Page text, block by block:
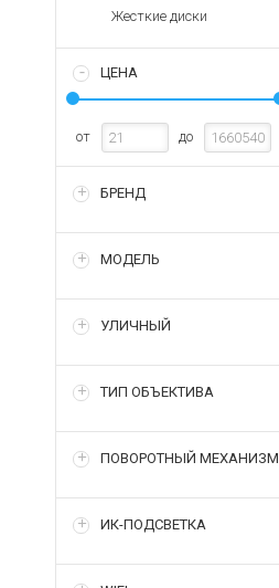
Жесткие диски
ЦЕНА
от до
БРЕНД
МОДЕЛЬ
УЛИЧНЫЙ
ТИП ОБЪЕКТИВА
ПОВОРОТНЫЙ МЕХАНИЗМ
ИК-ПОДСВЕТКА